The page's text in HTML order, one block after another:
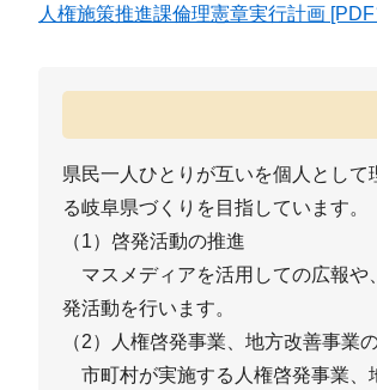
人権施策推進課倫理憲章実行計画
県民一人ひとりが互いを個人とし
る岐阜県づくりを目指しています。
（1）啓発活動の推進
マスメディアを活用しての広報や
発活動を行います。
（2）人権啓発事業、地方改善事業
市町村が実施する人権啓発事業、